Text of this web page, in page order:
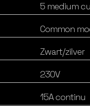
5 medium
Common
Zwart/zilver
230V
15A continu